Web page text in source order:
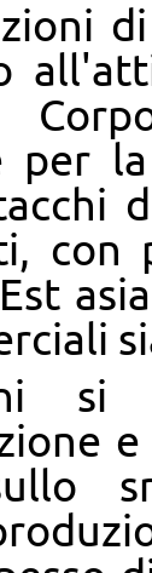
per
con
Est
si